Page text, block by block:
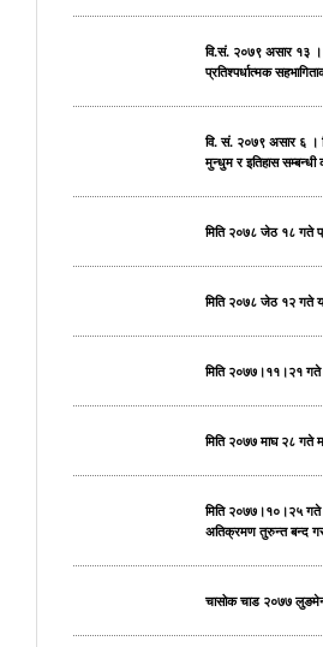
वि.सं. २०७९ असार १३ ।
प्रतिश्पर्धात्मक
वि. सं. २०७९ असार ६ ।
मुन्धुम र इतिहास सम्बन्धी
मिति २०७८ जेठ १८ गते
मिति २०७८ जेठ १२ गते
मिति २०७७।११।२१ गते
मिति २०७७ माघ २८ गते
मिति २०७७।१०।२५ गते
अतिक्रमण तुरुन्त बन्द
चासोक चाड २०७७